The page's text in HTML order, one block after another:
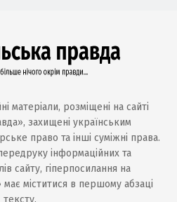
матеріали, розміщені на сайті
захищені українським
право та інші суміжні права.
інформаційних та
сайту, гіперпосилання на
міститися в першому абзаці
тексту.